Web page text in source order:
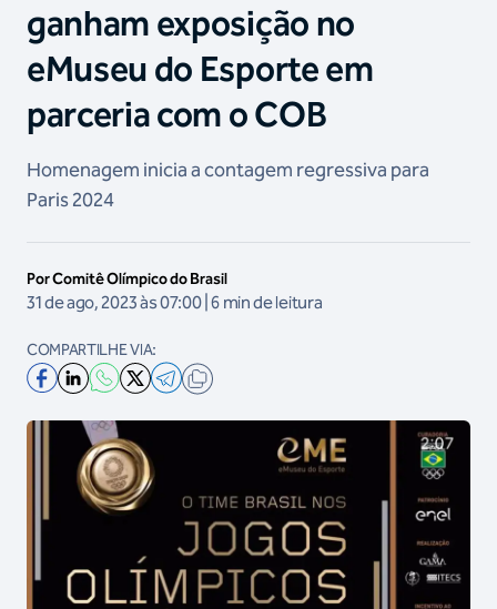
ganham exposição no
eMuseu do Esporte em
parceria com o COB
Homenagem inicia a contagem regressiva para
Paris 2024
Por Comitê Olímpico do Brasil
31 de ago, 2023 às 07:00 | 6 min de leitura
COMPARTILHE VIA: